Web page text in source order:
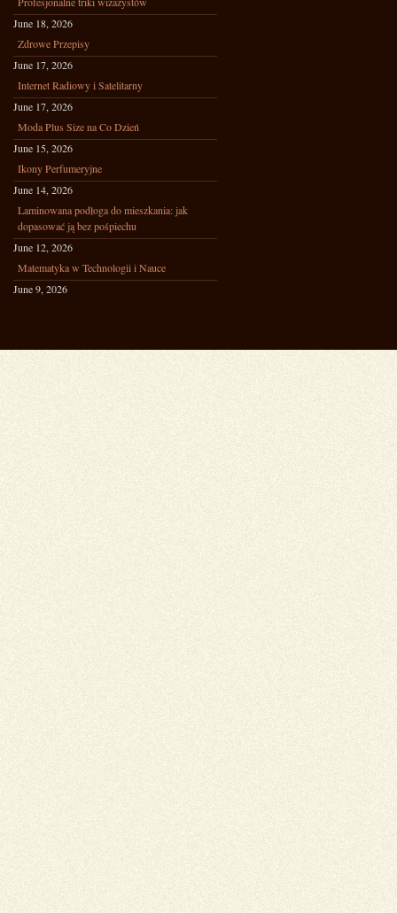
June 18, 2026
Zdrowe Przepisy
June 17, 2026
Internet Radiowy i Satelitarny
June 17, 2026
Moda Plus Size na Co Dzień
June 15, 2026
Ikony Perfumeryjne
June 14, 2026
Laminowana podłoga do mieszkania: jak
dopasować ją bez pośpiechu
June 12, 2026
Matematyka w Technologii i Nauce
June 9, 2026